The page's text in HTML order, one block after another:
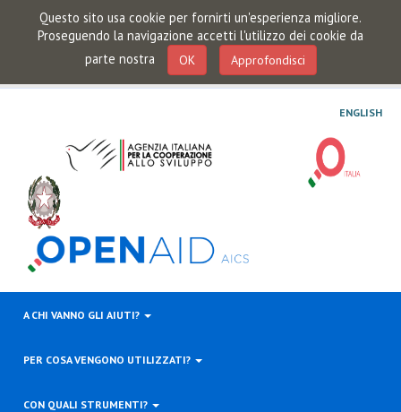
Questo sito usa cookie per fornirti un'esperienza migliore.
Proseguendo la navigazione accetti l'utilizzo dei cookie da
parte nostra
OK Approfondisci
ENGLISH
A CHI VANNO GLI AIUTI?
PER COSA VENGONO UTILIZZATI?
CON QUALI STRUMENTI?